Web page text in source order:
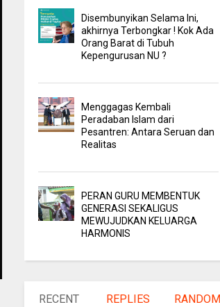
Disembunyikan Selama Ini,
akhirnya Terbongkar ! Kok Ada
Orang Barat di Tubuh
Kepengurusan NU ?
Menggagas Kembali
Peradaban Islam dari
Pesantren: Antara Seruan dan
Realitas
PERAN GURU MEMBENTUK
GENERASI SEKALIGUS
MEWUJUDKAN KELUARGA
HARMONIS
RECENT REPLIES RANDOM